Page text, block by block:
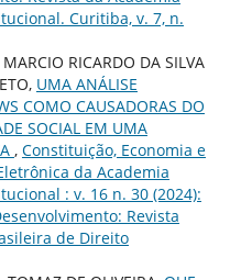
Curitiba, v. 7, n.
RICARDO DA SILVA
UMA ANÁLISE
COMO CAUSADORAS DO
SOCIAL EM UMA
, Constituição, Economia e
da Academia
: v. 16 n. 30 (2024):
Revista
de Direito